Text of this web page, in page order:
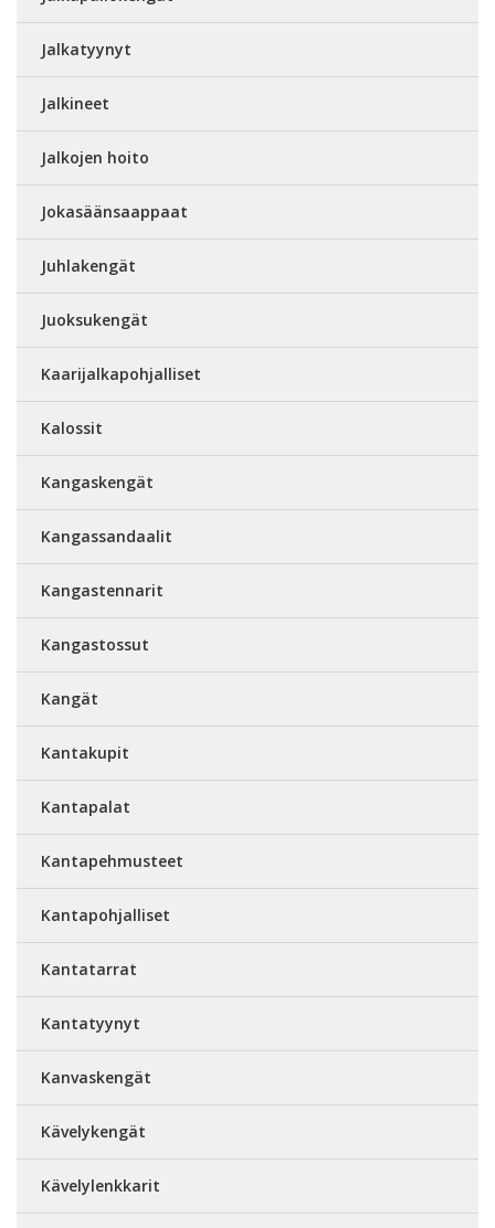
Jalkatyynyt
Jalkineet
Jalkojen hoito
Jokasäänsaappaat
Juhlakengät
Juoksukengät
Kaarijalkapohjalliset
Kalossit
Kangaskengät
Kangassandaalit
Kangastennarit
Kangastossut
Kangät
Kantakupit
Kantapalat
Kantapehmusteet
Kantapohjalliset
Kantatarrat
Kantatyynyt
Kanvaskengät
Kävelykengät
Kävelylenkkarit